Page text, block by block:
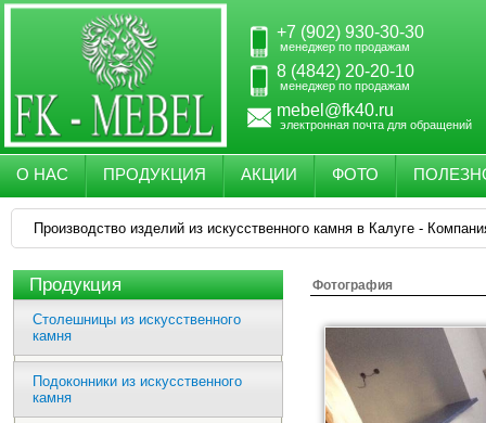
+7 (902) 930-30-30
менеджер по продажам
8 (4842) 20-20-10
менеджер по продажам
mebel@fk40.ru
электронная почта для обращений
О НАС ПРОДУКЦИЯ АКЦИИ ФОТО
Производство изделий из искусственного камня в Калуге -
Продукция
Столешницы из искусственного
камня
Подоконники из искусственного
камня
Фотография